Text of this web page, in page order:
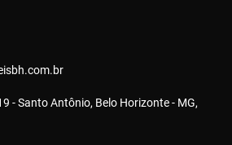
- Santo Antônio, Belo Horizonte - MG,